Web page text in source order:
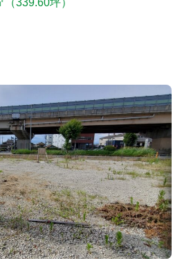
339.60坪）